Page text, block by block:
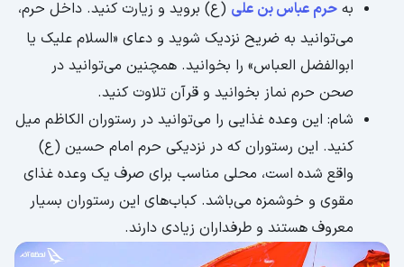
به حرم عباس بن علی (ع) بروید و زیارت کنید. داخل حرم،
می‌توانید به ضریح نزدیک شوید و دعای «السلام علیک یا
ابوالفضل العباس» را بخوانید. همچنین می‌توانید در
صحن حرم نماز بخوانید و قرآن تلاوت کنید.
شام: این وعده غذایی را می‌توانید در رستوران الکاظم میل
کنید. این رستوران که در نزدیکی حرم امام حسین (ع)
واقع شده است، محلی مناسب برای صرف یک وعده غذای
مقوی و خوشمزه می‌باشد. کباب‌های این رستوران بسیار
معروف هستند و طرفداران زیادی دارند.